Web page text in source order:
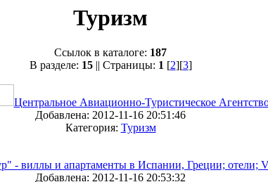
Туризм
Ссылок в каталоге: 187
В разделе: 15|| Страницы: 1 [2][3]
Центральное Авиационно-Туристическое
Добавлена: 2012-11-16 20:51:46
Категория: Туризм
- виллы и апартаменты в Испании, Греции; отели;
Добавлена: 2012-11-16 20:53:32